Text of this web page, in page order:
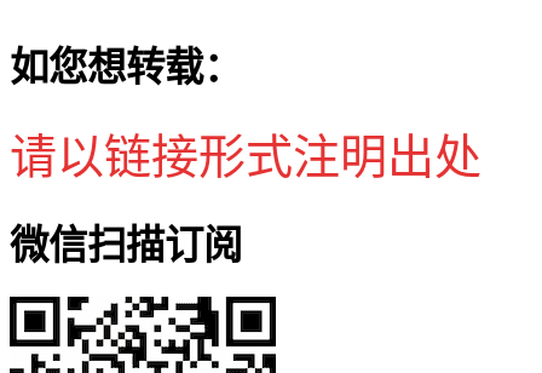
如您想转载：
请以链接形式注明出处
微信扫描订阅